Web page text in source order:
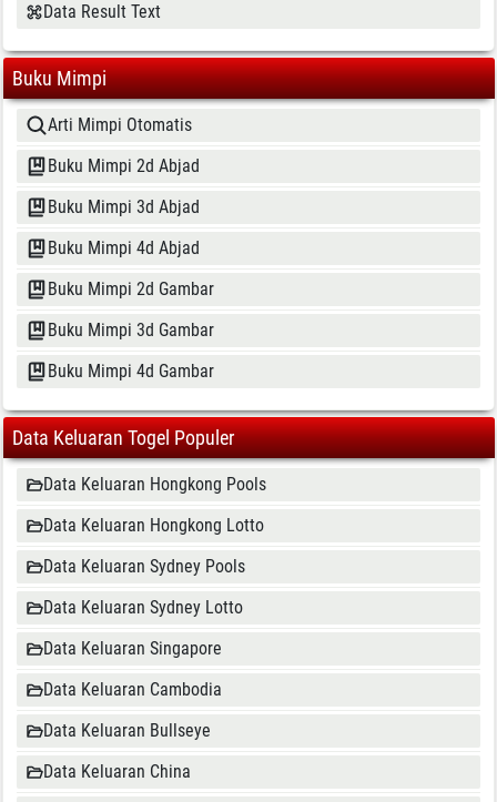
Data Result Text
Buku Mimpi
Arti Mimpi Otomatis
Buku Mimpi 2d Abjad
Buku Mimpi 3d Abjad
Buku Mimpi 4d Abjad
Buku Mimpi 2d Gambar
Buku Mimpi 3d Gambar
Buku Mimpi 4d Gambar
Data Keluaran Togel Populer
Data Keluaran Hongkong Pools
Data Keluaran Hongkong Lotto
Data Keluaran Sydney Pools
Data Keluaran Sydney Lotto
Data Keluaran Singapore
Data Keluaran Cambodia
Data Keluaran Bullseye
Data Keluaran China